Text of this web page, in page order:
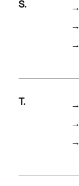
S. →
→
→
T. →
→
→